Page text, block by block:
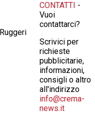
CONTATTI -
Vuoi
contattarci?
Scrivici per
richieste
pubblicitarie,
informazioni,
consigli o altro
all'indirizzo
info@crema-
news.it